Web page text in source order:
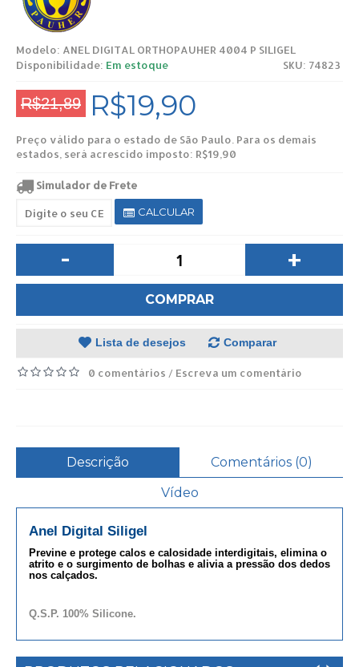
Modelo: ANEL DIGITAL ORTHOPAUHER 4004 P SILIGEL
SKU: 74823
Disponibilidade: Em estoque
R$21,89 R$19,90
Preço válido para o estado de São Paulo. Para os demais
estados, será acrescido imposto: R$19,90
Simulador de Frete
CALCULAR
- +
COMPRAR
Lista de desejos Comparar
0 comentários / Escreva um comentário
Descrição
Comentários (0)
Vídeo
Anel Digital Siligel
Previne e protege calos e calosidade interdigitais, elimina o
atrito e o surgimento de bolhas e alivia a pressão dos dedos
nos calçados.
Q.S.P. 100% Silicone.